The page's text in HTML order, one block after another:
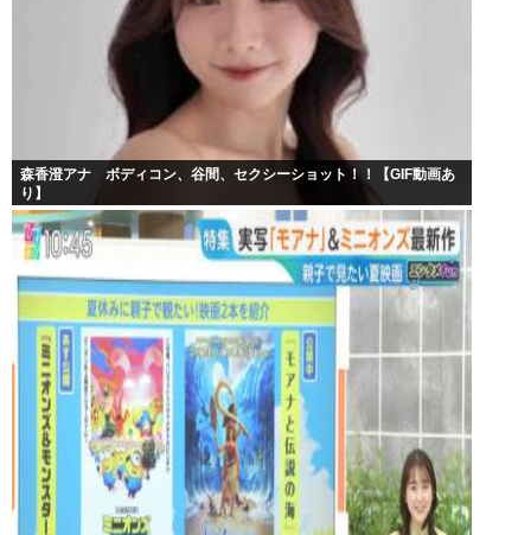
森香澄アナ ボディコン、谷間、セクシーショット！！【GIF動画あ
り】